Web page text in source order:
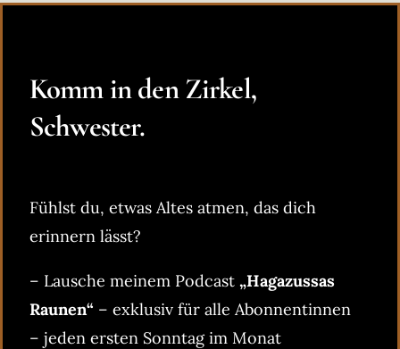
Komm in den Zirkel,
Schwester.
Fühlst du, etwas Altes atmen, das dich
erinnern lässt?
– Lausche meinem Podcast „Hagazussas
Raunen“ – exklusiv für alle Abonnentinnen
– jeden ersten Sonntag im Monat